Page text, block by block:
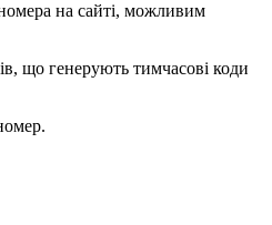
на сайті, можливим
що генерують тимчасові коди